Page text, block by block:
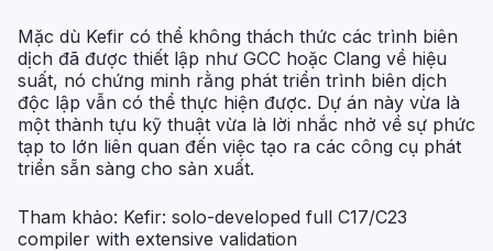
Mặc dù Kefir có thể không thách thức các trình biên
dịch đã được thiết lập như GCC hoặc Clang về hiệu
suất, nó chứng minh rằng phát triển trình biên dịch
độc lập vẫn có thể thực hiện được. Dự án này vừa là
một thành tựu kỹ thuật vừa là lời nhắc nhở về sự phức
tạp to lớn liên quan đến việc tạo ra các công cụ phát
triển sẵn sàng cho sản xuất.
Tham khảo: Kefir: solo-developed full C17/C23
compiler with extensive validation